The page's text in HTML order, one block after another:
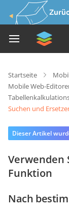
Startseite
Mobile Web-
Suchen und
Dieser Artikel
Verwenden
Funktion
Nach